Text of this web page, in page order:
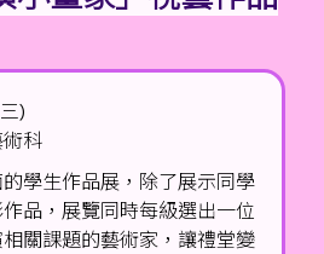
)
科
學生作品展，除了展示同學
品，展覽同時每級選出一位
關課題的藝術家，讓禮堂變